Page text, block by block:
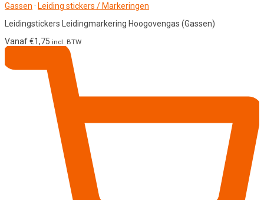
Gassen · Leiding stickers / Markeringen
Leidingstickers Leidingmarkering Hoogovengas (Gassen)
Vanaf€1,75 incl. BTW